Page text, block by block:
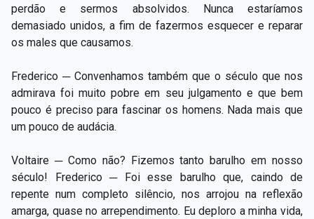
perdão e sermos absolvidos. Nunca estaríamos
demasiado unidos, a fim de fazermos esquecer e reparar
os males que causamos.
Frederico ─ Convenhamos também que o século que nos
admirava foi muito pobre em seu julgamento e que bem
pouco é preciso para fascinar os homens. Nada mais que
um pouco de audácia.
Voltaire ─ Como não? Fizemos tanto barulho em nosso
século! Frederico ─ Foi esse barulho que, caindo de
repente num completo silêncio, nos arrojou na reflexão
amarga, quase no arrependimento. Eu deploro a minha vida,